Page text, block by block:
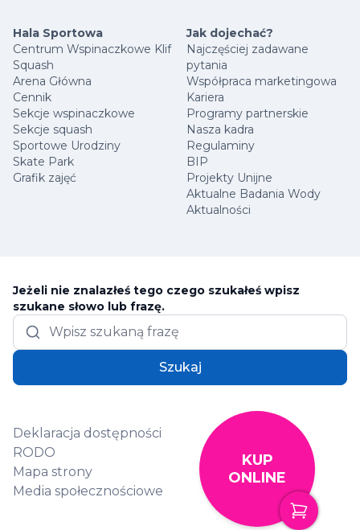
Hala Sportowa
Centrum Wspinaczkowe Klif
Squash
Arena Główna
Cennik
Sekcje wspinaczkowe
Sekcje squash
Sportowe Urodziny
Skate Park
Grafik zajęć
Jak dojechać?
Najczęściej zadawane
pytania
Współpraca marketingowa
Kariera
Programy partnerskie
Nasza kadra
Regulaminy
BIP
Projekty Unijne
Aktualne Badania Wody
Aktualności
Jeżeli nie znalazłeś tego czego szukałeś wpisz
szukane słowo lub frazę.
Szukaj
Deklaracja dostępności
RODO
Mapa strony
Media społecznościowe
KUP
ONLINE